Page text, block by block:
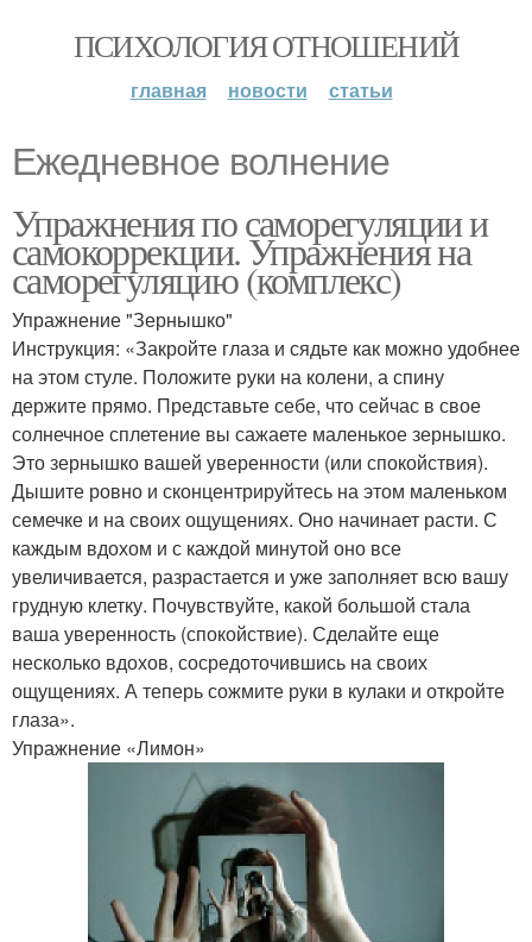
ПСИХОЛОГИЯ ОТНОШЕНИЙ
главная новости статьи
Ежедневное волнение
Упражнения по саморегуляции и
самокоррекции. Упражнения на
саморегуляцию (комплекс)
Упражнение "Зернышко"
Инструкция: «Закройте глаза и сядьте как можно удобнее
на этом стуле. Положите руки на колени, а спину
держите прямо. Представьте себе, что сейчас в свое
солнечное сплетение вы сажаете маленькое зернышко.
Это зернышко вашей уверенности (или спокойствия).
Дышите ровно и сконцентрируйтесь на этом маленьком
семечке и на своих ощущениях. Оно начинает расти. С
каждым вдохом и с каждой минутой оно все
увеличивается, разрастается и уже заполняет всю вашу
грудную клетку. Почувствуйте, какой большой стала
ваша уверенность (спокойствие). Сделайте еще
несколько вдохов, сосредоточившись на своих
ощущениях. А теперь сожмите руки в кулаки и откройте
глаза».
Упражнение «Лимон»